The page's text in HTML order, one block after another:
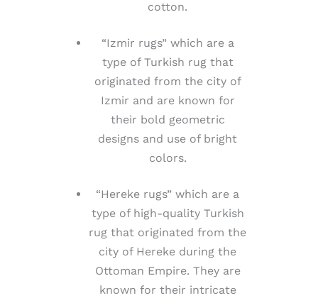
cotton.
“Izmir rugs” which are a
type of Turkish rug that
originated from the city of
Izmir and are known for
their bold geometric
designs and use of bright
colors.
“Hereke rugs” which are a
type of high-quality Turkish
rug that originated from the
city of Hereke during the
Ottoman Empire. They are
known for their intricate